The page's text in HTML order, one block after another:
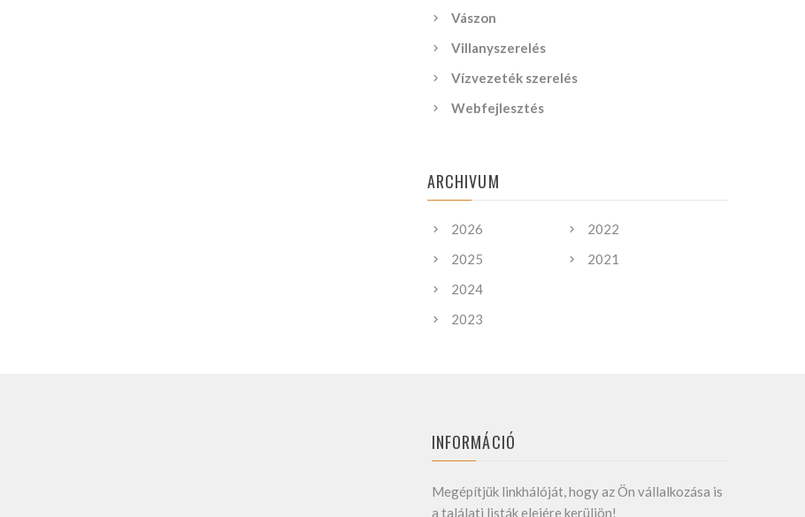
Vászon
Villanyszerelés
Vízvezeték szerelés
Webfejlesztés
ARCHIVUM
2026
2025
2024
2023
2022
2021
INFORMÁCIÓ
Megépítjük linkhálóját, hogy az Ön vállalkozása is
a találati listák elejére kerüljön!